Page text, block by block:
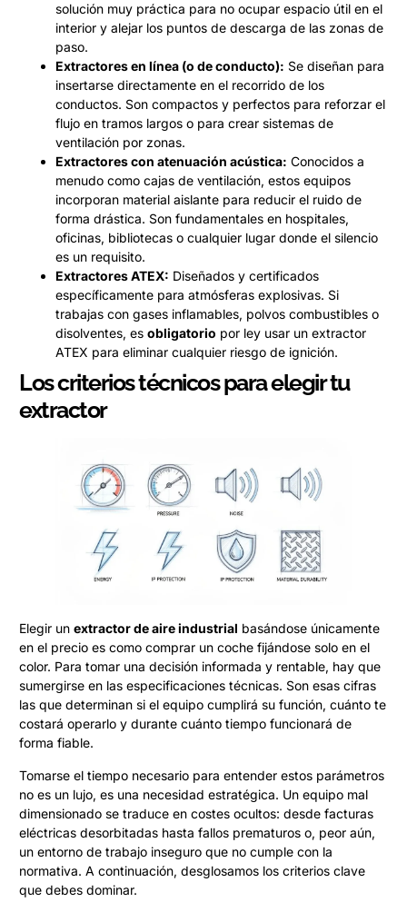
solución muy práctica para no ocupar espacio útil en el
interior y alejar los puntos de descarga de las zonas de
paso.
Extractores en línea (o de conducto): Se diseñan para
insertarse directamente en el recorrido de los
conductos. Son compactos y perfectos para reforzar el
flujo en tramos largos o para crear sistemas de
ventilación por zonas.
Extractores con atenuación acústica: Conocidos a
menudo como cajas de ventilación, estos equipos
incorporan material aislante para reducir el ruido de
forma drástica. Son fundamentales en hospitales,
oficinas, bibliotecas o cualquier lugar donde el silencio
es un requisito.
Extractores ATEX: Diseñados y certificados
específicamente para atmósferas explosivas. Si
trabajas con gases inflamables, polvos combustibles o
disolventes, es obligatorio por ley usar un extractor
ATEX para eliminar cualquier riesgo de ignición.
Los criterios técnicos para elegir tu
extractor
Elegir un extractor de aire industrial basándose únicamente
en el precio es como comprar un coche fijándose solo en el
color. Para tomar una decisión informada y rentable, hay que
sumergirse en las especificaciones técnicas. Son esas cifras
las que determinan si el equipo cumplirá su función, cuánto te
costará operarlo y durante cuánto tiempo funcionará de
forma fiable.
Tomarse el tiempo necesario para entender estos parámetros
no es un lujo, es una necesidad estratégica. Un equipo mal
dimensionado se traduce en costes ocultos: desde facturas
eléctricas desorbitadas hasta fallos prematuros o, peor aún,
un entorno de trabajo inseguro que no cumple con la
normativa. A continuación, desglosamos los criterios clave
que debes dominar.